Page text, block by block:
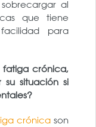
al
que tiene
para
crónica,
situación si
crónica son